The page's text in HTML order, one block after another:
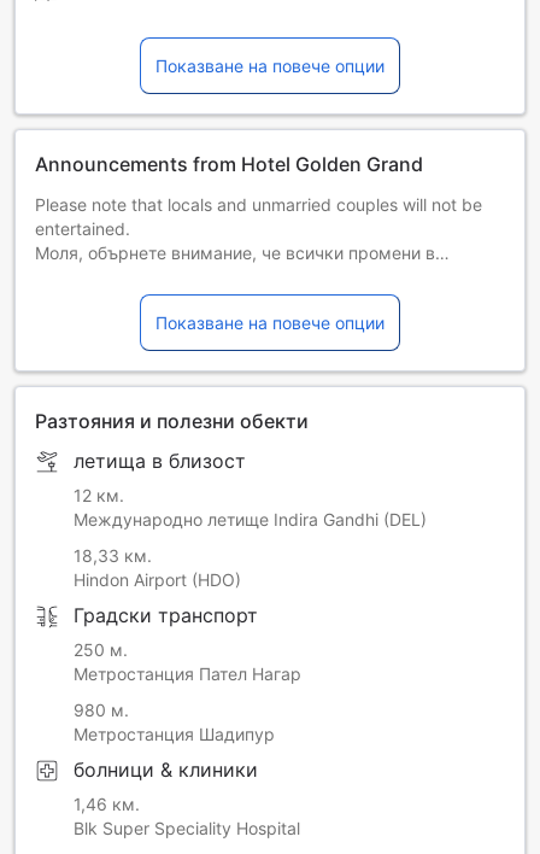
Показване на повече опции
Announcements from Hotel Golden Grand
Please note that locals and unmarried couples will not be
entertained.
Моля, обърнете внимание, че всички промени в
политики ще доведат до преразглеждане на данъците,
които ще бъдат приложими към всички резервации и
ще бъдат таксувани допълнително при напускане.
Показване на повече опции
Разтояния и полезни обекти
летища в близост
12 км.
Международно летище Indira Gandhi (DEL)
18,33 км.
Hindon Airport (HDO)
Градски транспорт
250 м.
Метростанция Пател Нагар
980 м.
Метростанция Шадипур
болници & клиники
1,46 км.
Blk Super Speciality Hospital